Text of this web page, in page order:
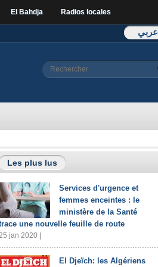
El Bahdja Radios locales
عربي
Formulaire de
Rechercher
Les plus lus
Services d'urgence et
femmes enceintes : le
ministère de la Santé
une nouvelle feuille de route
jan 2020 |
El Djeïch: les Algériens